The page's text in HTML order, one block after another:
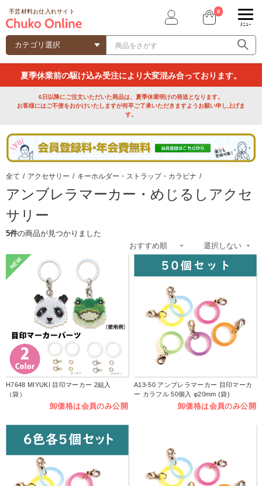
手芸材料お仕入れサイト 0
ﾒﾆｭｰ
夏季休業前の駆け込み受注により大変混み合っております。
6日以降にご注文いただいた商品は、夏季休業明けの発送となります。
お客様にはご不便をおかけいたしますが何卒ご了承いただきますようお願い申し上げま
す。
全て / アクセサリー / キーホルダー・ストラップ・カラビナ /
アンブレラマーカー・めじるしアクセ
サリー
5件の商品が見つかりました
NEW
H7648 MIYUKI 目印マーカー 2組入
（袋）
卸価格は会員のみ公開
A13-50 アンブレラマーカー 目印マーカ
ー カラフル 50個入 φ20mm (袋)
卸価格は会員のみ公開